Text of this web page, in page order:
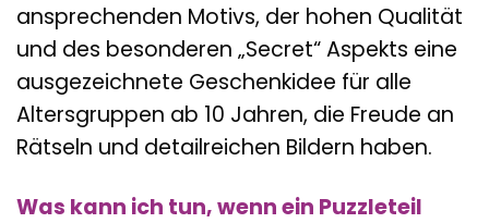
ansprechenden Motivs, der hohen Qualität
und des besonderen „Secret“ Aspekts eine
ausgezeichnete Geschenkidee für alle
Altersgruppen ab 10 Jahren, die Freude an
Rätseln und detailreichen Bildern haben.
Was kann ich tun, wenn ein Puzzleteil